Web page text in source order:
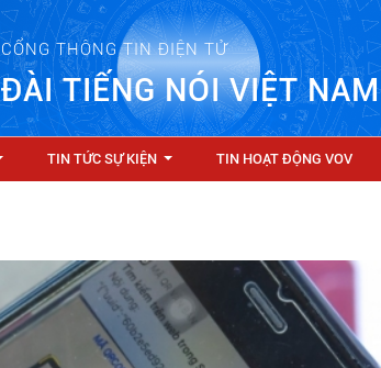
CỔNG THÔNG TIN ĐIỆN TỬ
ĐÀI TIẾNG NÓI VIỆT NAM
TIN TỨC SỰ KIỆN TIN HOẠT ĐỘNG VOV